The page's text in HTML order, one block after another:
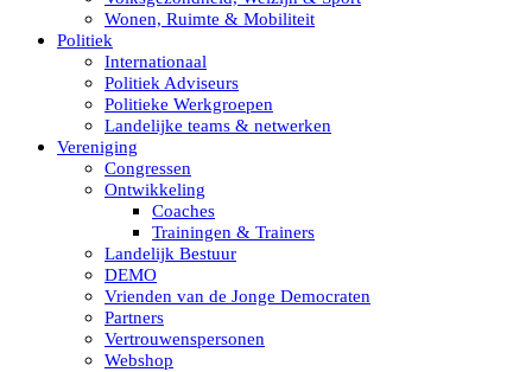
Wonen, Ruimte & Mobiliteit
Politiek
Internationaal
Politiek Adviseurs
Politieke Werkgroepen
Landelijke teams & netwerken
Vereniging
Congressen
Ontwikkeling
Coaches
Trainingen & Trainers
Landelijk Bestuur
DEMO
Vrienden van de Jonge Democraten
Partners
Vertrouwenspersonen
Webshop